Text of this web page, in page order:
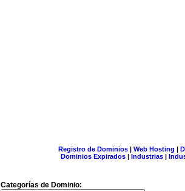
Registro de Dominios| Web Hosting |
Dominios Expirados | Industrias |
Categorías de Dominio: